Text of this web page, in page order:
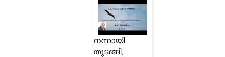
നന്നായി
തുടങ്ങി,